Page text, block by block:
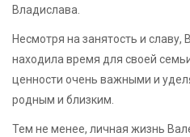
Владислава.
Несмотря на занятость и славу,
находила время для своей
ценности очень важными и
родным и близким.
Тем не менее, личная жизнь